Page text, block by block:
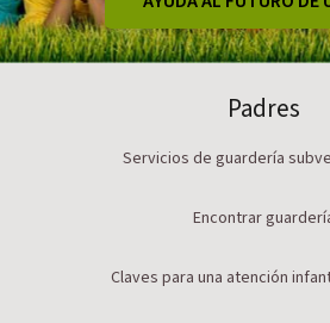
Padres
Servicios de guardería
Encontrar
Claves para una atención